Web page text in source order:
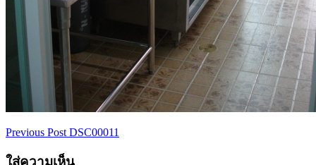
เมนู
Previous Post DSC00011